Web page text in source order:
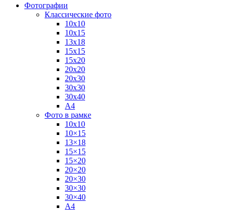
Фотографии
Классические фото
10х10
10х15
13х18
15х15
15х20
20х20
20х30
30х30
30х40
А4
Фото в рамке
10х10
10×15
13×18
15×15
15×20
20×20
20×30
30×30
30×40
A4